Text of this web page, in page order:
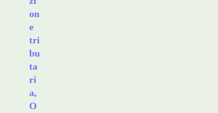
on
e
tri
bu
ta
ri
a,
O